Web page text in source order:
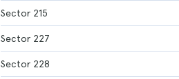
Sector 215
Sector 227
Sector 228